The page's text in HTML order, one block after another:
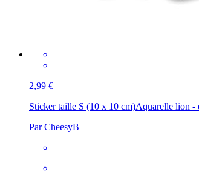
2,99 €
Sticker taille S (10 x 10 cm)Aquarelle lion -
Par CheesyB